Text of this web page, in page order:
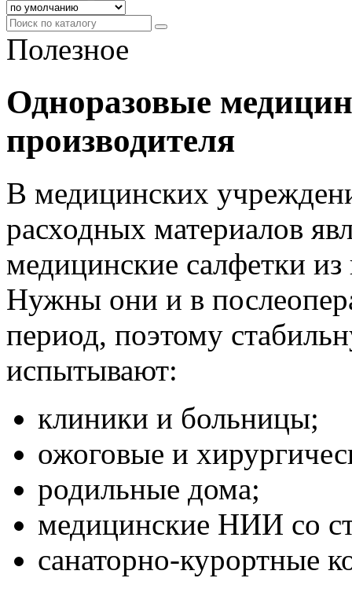
Полезное
Одноразовые
производителя
В медицинских
расходных материалов
медицинские салфетки из
Нужны они и в
период, поэтому
испытывают:
клиники и больницы;
ожоговые и
родильные дома;
медицинские НИИ со
санаторно-курортные